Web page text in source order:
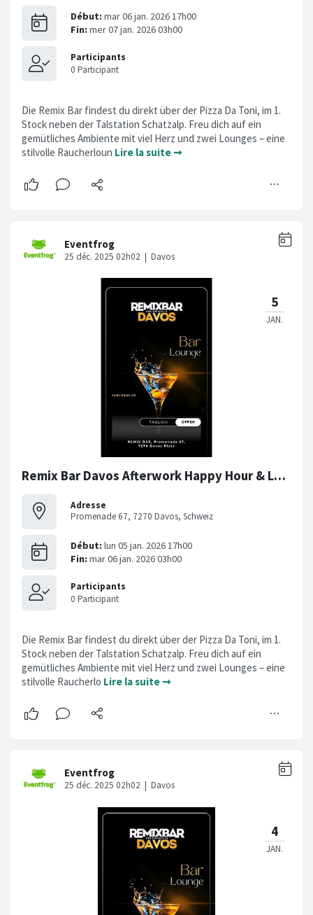
Die Remix Bar findest du direkt über der Pizza Da Toni, im 1.
Stock neben der Talstation Schatzalp. Freu dich auf ein
gemütliches Ambiente mit viel Herz und zwei Lounges – eine
stilvolle Raucherloun Lire la suite ➞
Remix Bar Davos Afterwork Happy Hour & Late Nights!
Adresse
Promenade 67, 7270 Davos, Schweiz
Die Remix Bar findest du direkt über der Pizza Da Toni, im 1.
Stock neben der Talstation Schatzalp. Freu dich auf ein
gemütliches Ambiente mit viel Herz und zwei Lounges – eine
stilvolle Raucherlo Lire la suite ➞